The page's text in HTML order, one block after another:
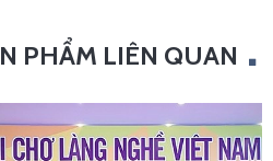
PHẨM LIÊN QUAN